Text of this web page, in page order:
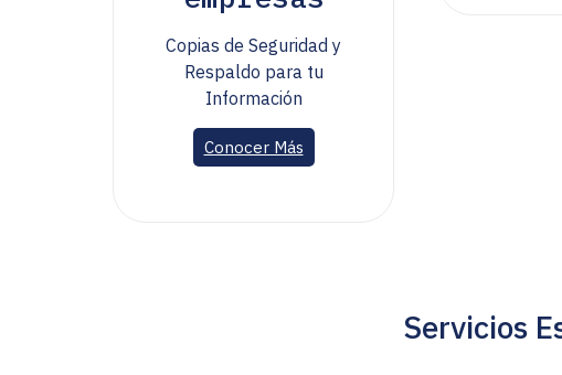
Copias de Seguridad y
Respaldo para tu
Información
Conocer Más
Servicios